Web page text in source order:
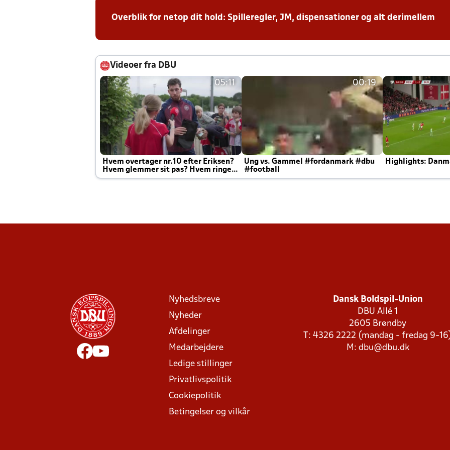
Overblik for netop dit hold: Spilleregler, JM, dispensationer og alt derimellem
Videoer fra DBU
05:11
Hvem overtager nr.10 efter Eriksen?
Hvem glemmer sit pas? Hvem ringer
Joachim altid til efter kampe?
00:19
Ung vs. Gammel #fordanmark #dbu
#football
Highlights:
Nyhedsbreve
Nyheder
Afdelinger
Medarbejdere
Ledige stillinger
Privatlivspolitik
Cookiepolitik
Betingelser og vilkår
Dansk Boldspil-Union
DBU Allé 1
2605 Brøndby
T: 4326 2222 (mandag - fredag 9-
M: dbu@dbu.dk